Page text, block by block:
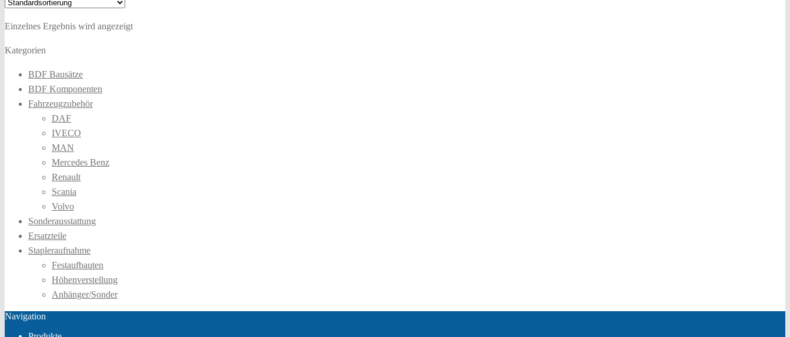
Einzelnes Ergebnis wird angezeigt
Kategorien
BDF Bausätze
BDF Komponenten
Fahrzeugzubehör
DAF
IVECO
MAN
Mercedes Benz
Renault
Scania
Volvo
Sonderausstattung
Ersatzteile
Stapleraufnahme
Festaufbauten
Höhenverstellung
Anhänger/Sonder
Navigation